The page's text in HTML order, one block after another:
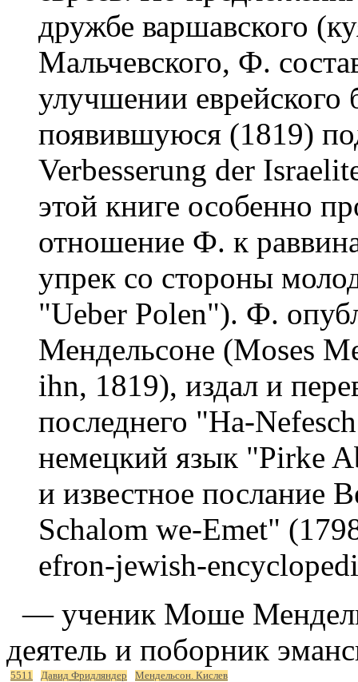
дружбе варшавского
Мальчевского, Ф.
улучшении еврейского
появившуюся (1819)
Verbesserung der
этой книге особенно
отношение Ф. к
упрек со стороны
"Ueber Polen"). Ф.
Мендельсоне (Moses
ihn, 1819), издал и
последнего "Ha-
немецкий язык "Pirke
и известное послание
Schalom we-Emet"
efron-jewish-
— ученик Моше
деятель и поборник
5511 Давид Фридляндер Мендельсон. Кислев